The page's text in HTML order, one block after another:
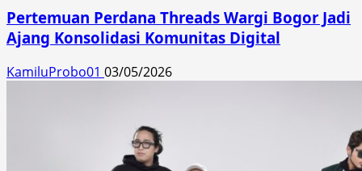
Pertemuan Perdana Threads Wargi Bogor Jadi
Ajang Konsolidasi Komunitas Digital
KamiluProbo01 03/05/2026